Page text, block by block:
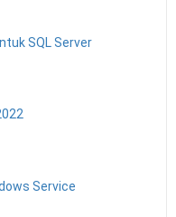
SQL Server
Service